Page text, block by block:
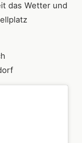
das Wetter und